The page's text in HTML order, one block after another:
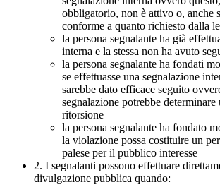
obbligatorio, non è attivo o, anche
conforme a quanto richiesto dalla
la persona segnalante ha già
interna e la stessa non ha avuto
la persona segnalante ha fondati
se effettuasse una segnalazione
sarebbe dato efficace seguito
segnalazione potrebbe
ritorsione
la persona segnalante ha fondato
la violazione possa costituire un
palese per il pubblico interesse
2. I segnalanti possono effettuare
divulgazione pubblica quando: